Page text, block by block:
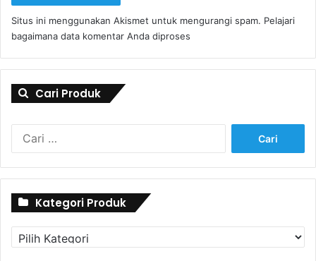
Situs ini menggunakan Akismet untuk mengurangi spam. Pelajari
bagaimana data komentar Anda diproses
Cari Produk
Kategori Produk
Kategori
Produk